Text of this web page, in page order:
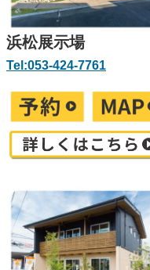
浜松展示場
Tel:053-424-7761